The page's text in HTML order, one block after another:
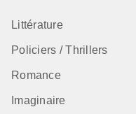
Littérature
Policiers / Thrillers
Romance
Imaginaire